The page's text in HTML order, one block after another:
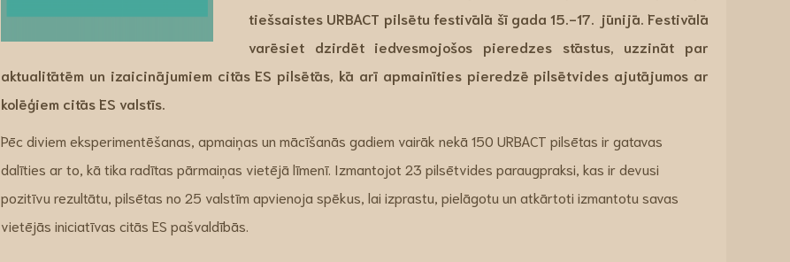
tiešsaistes URBACT pilsētu festivālā šī gada 15.-17. jūnijā . Festivālā
varēsiet dzirdēt iedvesmojošos pieredzes stāstus, uzzināt par
aktualitātēm un izaicinājumiem citās ES pilsētās, kā arī apmainīties pieredzē pilsētvides ajutājumos ar
kolēģiem citās ES valstīs.
Pēc diviem eksperimentēšanas, apmaiņas un mācīšanās gadiem vairāk nekā 150 URBACT pilsētas ir gatavas
dalīties ar to, kā tika radītas pārmaiņas vietējā līmenī. Izmantojot 23 pilsētvides paraugpraksi, kas ir devusi
pozitīvu rezultātu, pilsētas no 25 valstīm apvienoja spēkus, lai izprastu, pielāgotu un atkārtoti izmantotu savas
vietējās iniciatīvas citās ES pašvaldībās.